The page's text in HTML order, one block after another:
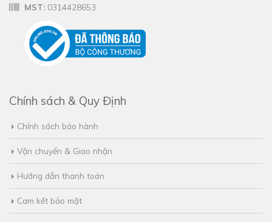
Chính sách & Quy Định
Vận chuyển & Giao nhận
Hướng dẫn thanh toán
Cam kết bảo mật